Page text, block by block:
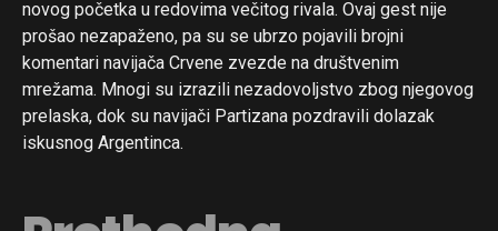
novog početka u redovima večitog rivala. Ovaj gest nije
prošao nezapaženo, pa su se ubrzo pojavili brojni
komentari navijača Crvene zvezde na društvenim
mrežama. Mnogi su izrazili nezadovoljstvo zbog njegovog
prelaska, dok su navijači Partizana pozdravili dolazak
iskusnog Argentinca.